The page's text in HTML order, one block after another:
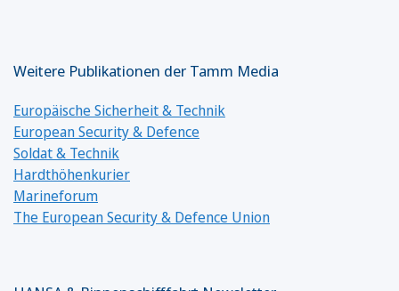
Weitere Publikationen der Tamm Media
Europäische Sicherheit & Technik
European Security & Defence
Soldat & Technik
Hardthöhenkurier
Marineforum
The European Security & Defence Union